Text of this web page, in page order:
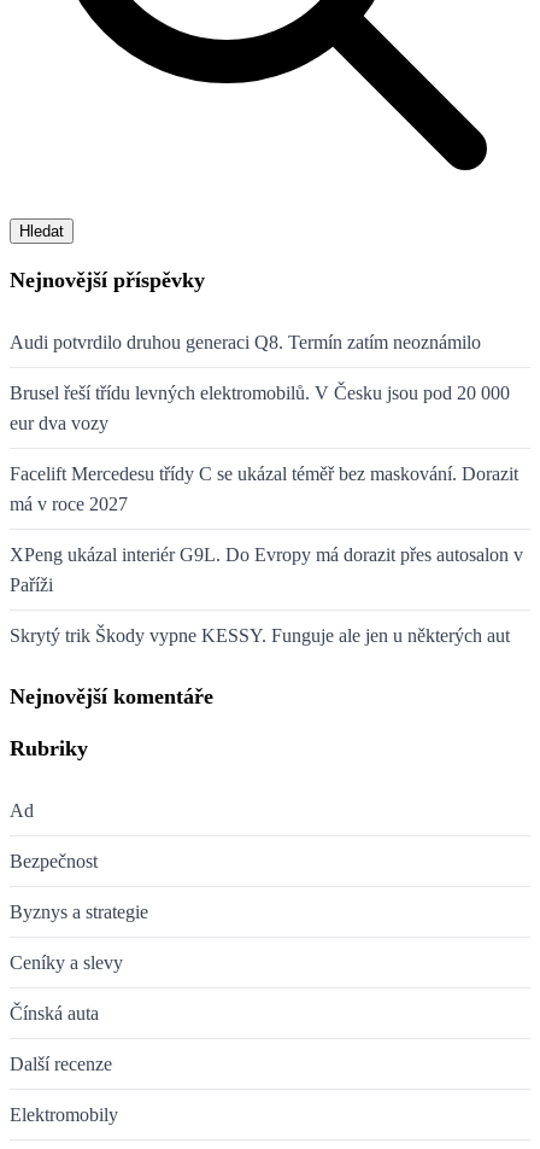
Hledat
Nejnovější příspěvky
Audi potvrdilo druhou generaci Q8. Termín zatím neoznámilo
Brusel řeší třídu levných elektromobilů. V Česku jsou pod 20 000
eur dva vozy
Facelift Mercedesu třídy C se ukázal téměř bez maskování. Dorazit
má v roce 2027
XPeng ukázal interiér G9L. Do Evropy má dorazit přes autosalon v
Paříži
Skrytý trik Škody vypne KESSY. Funguje ale jen u některých aut
Nejnovější komentáře
Rubriky
Ad
Bezpečnost
Byznys a strategie
Ceníky a slevy
Čínská auta
Další recenze
Elektromobily